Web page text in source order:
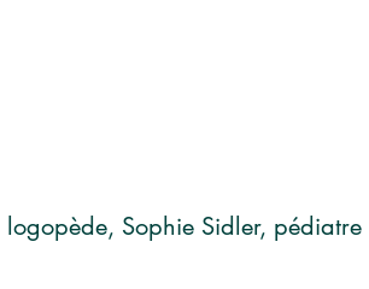
logopède, Sophie Sidler, pédiatre